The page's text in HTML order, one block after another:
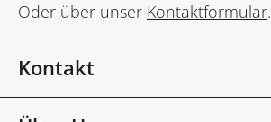
Oder über unser Kontaktformular.
Kontakt